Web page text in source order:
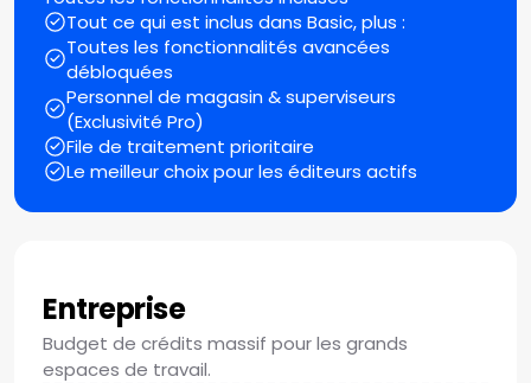
Tout ce qui est inclus dans Basic, plus :
Toutes les fonctionnalités avancées
débloquées
Personnel de magasin & superviseurs
(Exclusivité Pro)
File de traitement prioritaire
Le meilleur choix pour les éditeurs actifs
Entreprise
Budget de crédits massif pour les grands
espaces de travail.